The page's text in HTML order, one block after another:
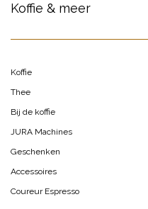
Koffie & meer
Koffie
Thee
Bij de koffie
JURA Machines
Geschenken
Accessoires
Coureur Espresso